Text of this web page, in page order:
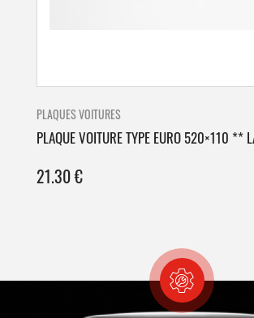
PLAQUES VOITURES
PLAQUE VOITURE TYPE EURO 520×110 **
21.30€